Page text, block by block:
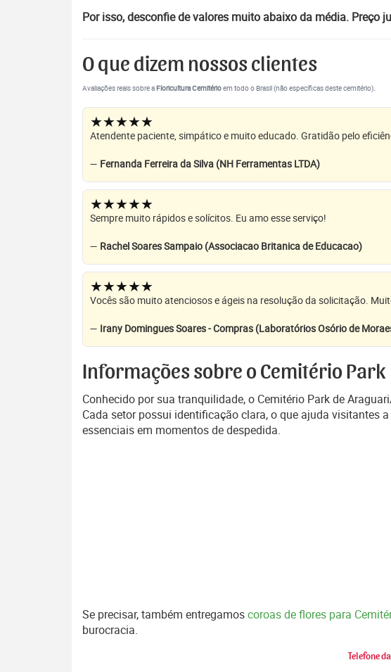
Por isso, desconfie de valores muito abaixo da média. Preço
O que dizem nossos clientes
Avaliações reais sobre aFloricultura Cemitérioem todo o Brasil (não específicas deste cemitério).
★★★★★
Atendente paciente, simpático e muito educado. Gratidão pelo
— Fernanda Ferreira da Silva (NH Ferramentas LTDA)
★★★★★
Sempre muito rápidos e solícitos. Eu amo esse serviço!
— Rachel Soares Sampaio (Associacao Britanica de Educacao)
★★★★★
Vocês são muito atenciosos e ágeis na resolução da solicitação.
— Irany Domingues Soares - Compras (Laboratórios Osório de
Informações sobre o Cemitério Park
Conhecido por sua tranquilidade, o Cemitério Park de
Cada setor possui identificação clara, o que ajuda visitantes
essenciais em momentos de despedida.
Se precisar, também entregamoscoroas de flores para
burocracia.
Telefone